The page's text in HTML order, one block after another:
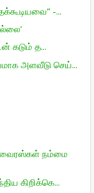
-...
கடும் த...
அளவீடு செய்...
நம்மை
கிறிக்கெ...